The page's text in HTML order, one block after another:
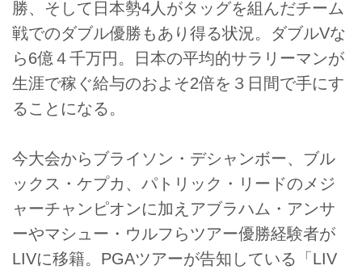
勝、そして日本勢4人がタッグを組んだチーム
戦でのダブル優勝もあり得る状況。ダブルVな
ら6億４千万円。日本の平均的サラリーマンが
生涯で稼ぐ給与のおよそ2倍を３日間で手にす
ることになる。
今大会からブライソン・デシャンボー、ブル
ックス・ケプカ、パトリック・リードのメジ
ャーチャンピオンに加えアブラハム・アンサ
ーやマシュー・ウルフらツアー優勝経験者が
LIVに移籍。PGAツアーが告知している「LIV